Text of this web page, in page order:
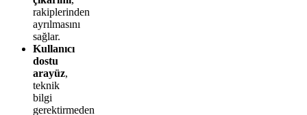
rakiplerinden
ayrılmasını
sağlar.
Kullanıcı
dostu
arayüz,
teknik
bilgi
gerektirmeden